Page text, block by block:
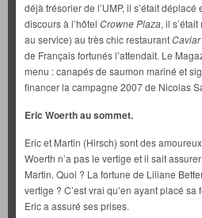
déjà trésorier de l’UMP, il s’était
discours à l’hôtel Crowne Plaza, il
au service) au très chic restaurant
de Français fortunés l’attendait. Le
menu : canapés de saumon mariné et
financer la campagne 2007 de Nicolas
Eric Woerth au sommet.
Eric et Martin (Hirsch) sont des
Woerth n’a pas le vertige et il sait
Martin. Quoi ? La fortune de Liliane
vertige ? C’est vrai qu’en ayant placé
Eric a assuré ses prises.